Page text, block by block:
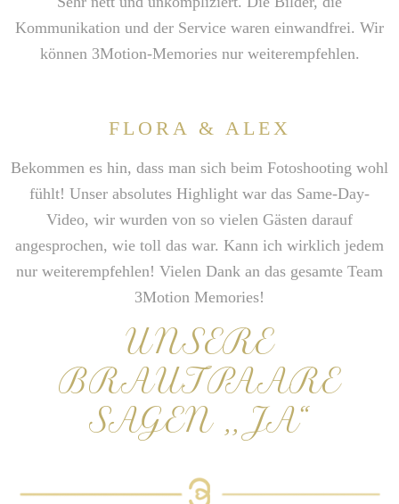
Kommunikation und der Service waren einwandfrei. Wir
können 3Motion-Memories nur weiterempfehlen.
FLORA & ALEX
Bekommen es hin, dass man sich beim Fotoshooting wohl
fühlt! Unser absolutes Highlight war das Same-Day-
Video, wir wurden von so vielen Gästen darauf
angesprochen, wie toll das war. Kann ich wirklich jedem
nur weiterempfehlen! Vielen Dank an das gesamte Team
3Motion Memories!
UNSERE
BRAUTPAARE
SAGEN ,,JA“